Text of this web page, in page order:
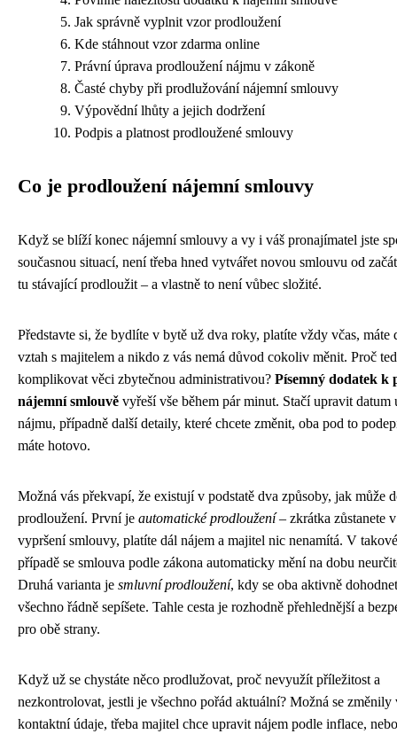
Jak správně vyplnit vzor prodloužení
Kde stáhnout vzor zdarma online
Právní úprava prodloužení nájmu v zákoně
Časté chyby při prodlužování nájemní smlouvy
Výpovědní lhůty a jejich dodržení
Podpis a platnost prodloužené smlouvy
Co je prodloužení nájemní smlouvy
Když se blíží konec nájemní smlouvy a vy i váš pronajímatel jste
současnou situací, není třeba hned vytvářet novou smlouvu od
tu stávající prodloužit – a vlastně to není vůbec složité.
Představte si, že bydlíte v bytě už dva roky, platíte vždy včas, máte
vztah s majitelem a nikdo z vás nemá důvod cokoliv měnit. Proč
komplikovat věci zbytečnou administrativou? Písemný dodatek k
nájemní smlouvě vyřeší vše během pár minut. Stačí upravit datum
nájmu, případně další detaily, které chcete změnit, oba pod to
máte hotovo.
Možná vás překvapí, že existují v podstatě dva způsoby, jak může
prodloužení. První je automatické prodloužení– zkrátka zůstanete
vypršení smlouvy, platíte dál nájem a majitel nic nenamítá. V
případě se smlouva podle zákona automaticky mění na dobu
Druhá varianta je smluvní prodloužení, kdy se oba aktivně
všechno řádně sepíšete. Tahle cesta je rozhodně přehlednější a
pro obě strany.
Když už se chystáte něco prodlužovat, proč nevyužít příležitost a
nezkontrolovat, jestli je všechno pořád aktuální? Možná se změnily
kontaktní údaje, třeba majitel chce upravit nájem podle inflace,